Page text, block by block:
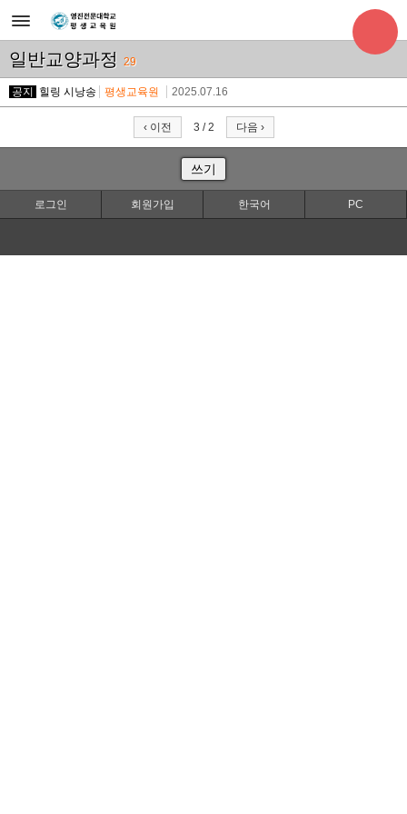
일반교양과정 29
공지 힐링 시낭송 평생교육원 2025.07.16
‹ 이전 3 / 2 다음 ›
쓰기
로그인 회원가입 한국어 PC